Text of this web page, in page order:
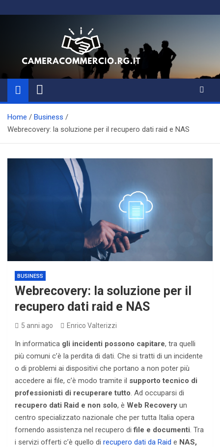
to
Magazine di Business, Aziende
e Amministrazione
Home
Business
Webrecovery: la soluzione per il recupero dati raid e NAS
BUSINESS
Webrecovery: la soluzione per il
recupero dati raid e NAS
5 anni ago Enrico Valterizzi
In informatica gli incidenti possono capitare, tra quelli
più comuni c’è la perdita di dati. Che si tratti di un incidente
o di problemi ai dispositivi che portano a non poter più
accedere ai file, c’è modo tramite il supporto tecnico di
professionisti di recuperare tutto. Ad occuparsi di
recupero dati Raid e non solo, è Web Recovery un
centro specializzato nazionale che per tutta Italia opera
fornendo assistenza nel recupero difile e documenti. Tra
i servizi offerti c’è quello di recupero dati da Raid e NAS,